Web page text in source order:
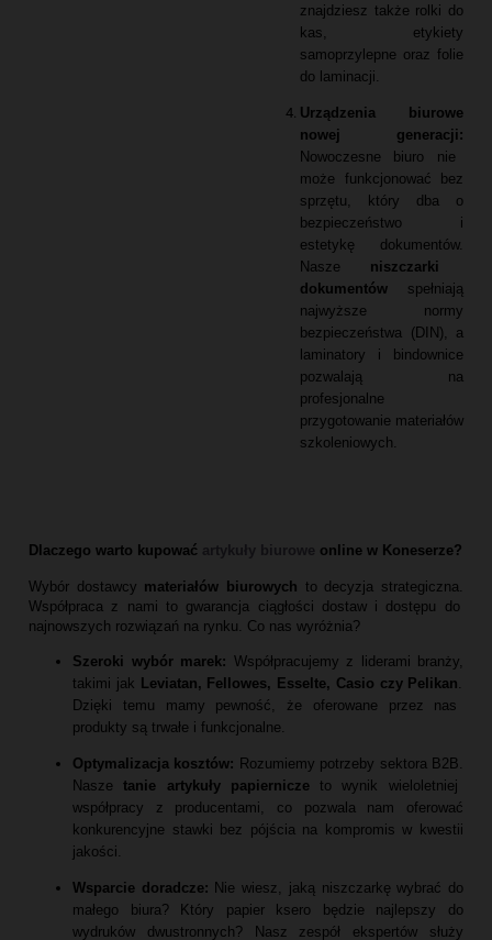
znajdziesz także rolki do
kas,
etykiety
samoprzylepne oraz folie
do laminacji.
Urządzenia biurowe
nowej generacji:
Nowoczesne biuro nie
może funkcjonować bez
sprzętu,
który dba o
bezpieczeństwo i
estetykę dokumentów.
Nasze niszczarki
dokumentów spełniają
najwyższe normy
bezpieczeństwa (DIN),
a
laminatory i bindownice
pozwalają na
profesjonalne
przygotowanie materiałów
szkoleniowych.
Dlaczego warto kupować artykuły biurowe online w Koneserze?
Wybór dostawcy materiałów biurowych to decyzja strategiczna.
Współpraca z nami to gwarancja ciągłości dostaw i dostępu do
najnowszych rozwiązań na rynku.
Co nas wyróżnia?
Szeroki wybór marek: Współpracujemy z liderami branży,
takimi jak Leviatan, Fellowes, Esselte, Casio czy Pelikan
Dzięki temu mamy pewność,
że oferowane przez nas
produkty są trwałe i funkcjonalne.
Optymalizacja kosztów: Rozumiemy potrzeby sektora B2B.
Naszetanie artykuły papierniczeto wynik wieloletniej
współpracy z producentami,
co pozwala nam oferować
konkurencyjne stawki bez pójścia na kompromis w kwestii
jakości.
Wsparcie doradcze: Nie wiesz,
jaką niszczarkę wybrać do
małego biura?Który papier ksero będzie najlepszy do
wydruków dwustronnych?Nasz zespół ekspertów służy